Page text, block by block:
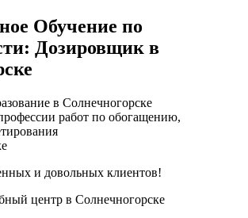
Обучение по
Дозировщик в
в Солнечногорске
работ по обогащению,
и довольных клиентов!
центр в Солнечногорске